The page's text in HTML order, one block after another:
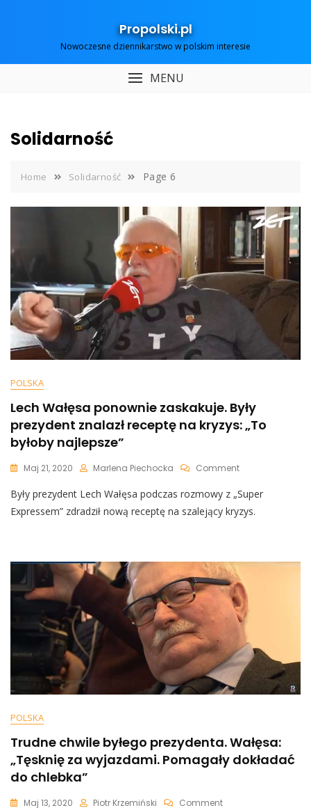
Propolski.pl
Nowoczesne dziennikarstwo w polskim interesie
MENU
Solidarność
Home Solidarność Page 6
POLSKA
Lech Wałęsa ponownie zaskakuje. Były
prezydent znalazł receptę na kryzys: „To
byłoby najlepsze”
Maj 21, 2020 Marlena Piechocka CommentOn
Wałęsa
Ponownie
Zaskakuje.
Znalazł
Na
Kryzys:
„To
Byłoby
Najlepsze”
Były prezydent Lech Wałęsa podczas rozmowy z „Super
Expressem” zdradził nową receptę na szalejący kryzys.
POLSKA
Trudne chwile byłego prezydenta. Wałęsa:
„Tęsknię za wyjazdami. Pomagały dokładać
do chlebka”
Maj 13, 2020 Piotr Krzemiński CommentOn